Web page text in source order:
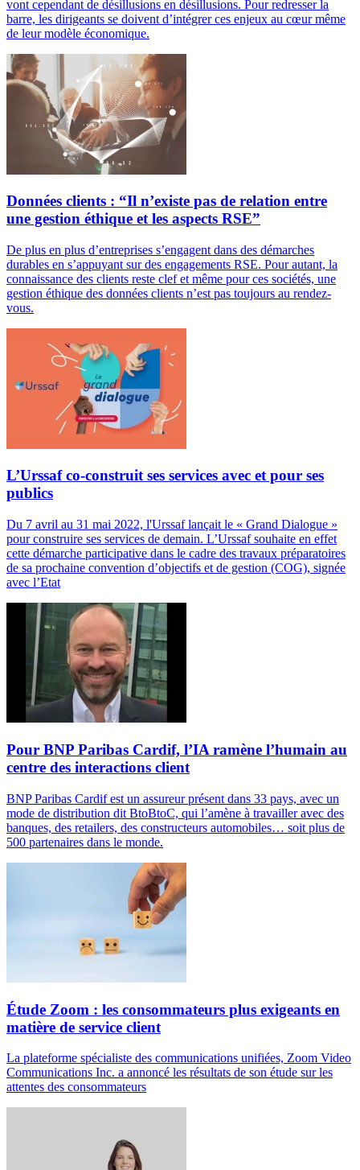
vont cependant de désillusions en désillusions. Pour redresser la
barre, les dirigeants se doivent d’intégrer ces enjeux au cœur même
de leur modèle économique.
Données clients : “Il n’existe pas de relation entre
une gestion éthique et les aspects RSE”
De plus en plus d’entreprises s’engagent dans des démarches
durables en s’appuyant sur des engagements RSE. Pour autant, la
connaissance des clients reste clef et même pour ces sociétés, une
gestion éthique des données clients n’est pas toujours au rendez-
vous.
L’Urssaf co-construit ses services avec et pour ses
publics
Du 7 avril au 31 mai 2022, l'Urssaf lançait le « Grand Dialogue »
pour construire ses services de demain. L’Urssaf souhaite en effet
cette démarche participative dans le cadre des travaux préparatoires
de sa prochaine convention d’objectifs et de gestion (COG), signée
avec l’Etat
Pour BNP Paribas Cardif, l’IA ramène l’humain au
centre des interactions client
BNP Paribas Cardif est un assureur présent dans 33 pays, avec un
mode de distribution dit BtoBtoC, qui l’amène à travailler avec des
banques, des retailers, des constructeurs automobiles… soit plus de
500 partenaires dans le monde.
Étude Zoom : les consommateurs plus exigeants en
matière de service client
La plateforme spécialiste des communications unifiées, Zoom Video
Communications Inc. a annoncé les résultats de son étude sur les
attentes des consommateurs